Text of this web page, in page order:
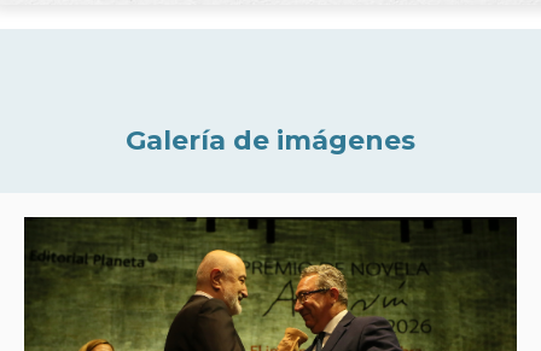
Galería de imágenes